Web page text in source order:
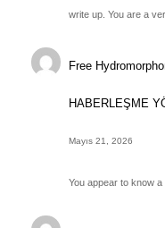
write up. You are a
Free
HABERLEŞME
Mayıs 21, 2026
You appear to know a